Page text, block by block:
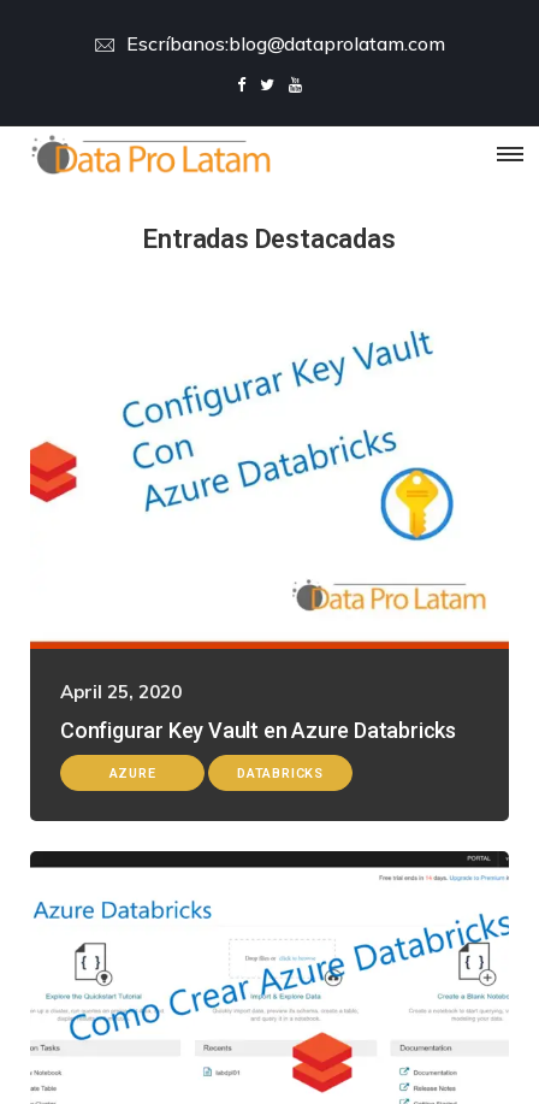
Escríbanos:blog@dataprolatam.com
Entradas Destacadas
April 25, 2020
Configurar Key Vault en Azure Databricks
AZURE DATABRICKS